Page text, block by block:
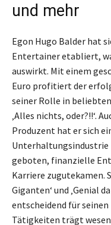
und mehr
Egon Hugo Balder hat
Entertainer etabliert,
auswirkt. Mit einem
Euro profitiert der
seiner Rolle in
‚Alles nichts, oder?!!‘.
Produzent hat er sich
geboten, finanzielle
Karriere zugutekamen.
Giganten‘ und ‚Genial
entscheidend für
Tätigkeiten trägt